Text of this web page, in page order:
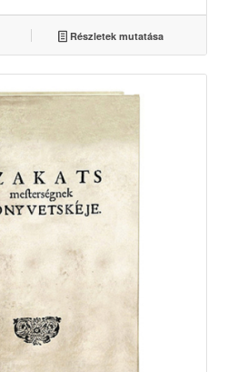
4200 Ft.Részletek mutatása